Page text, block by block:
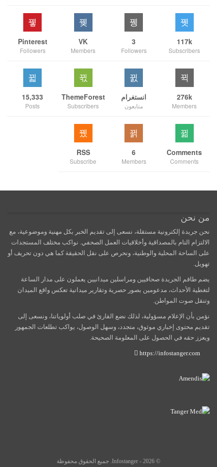
117k
Subscribers
3
Followers
VK
Members
Pinterest
Followers
276k
Members
انستغرام
متابعون
ThemeForest
Subscribers
15,333
Posts
Comments
Comments
6
Members
RSS
Subscribe
من نحن
نحن جريدة إلكترونية مستقلة، نسعى إلى تقديم الخبر بكل مهنية وموضوعية، مع
الالتزام التام بالمصداقية وأخلاقيات العمل الصحفي. نواكب مختلف المستجدات
على الساحة المحلية والوطنية، ونحرص على نقل الحقيقة كما هي دون تحريف أو
تهويل.
يضم طاقم الجريدة صحافيين ومراسلين ميدانيين يعملون على مدار الساعة
لتغطية الأحداث، مدعومين بصور حصرية وتقارير ميدانية تعكس واقع الميدان
وتنقل صوت المواطن.
نؤمن بأن الإعلام مسؤولية، لذلك نضع القارئ في صلب أولوياتنا، ونسعى إلى
تقديم محتوى إخباري موثوق، متجدد، وسهل الوصول، يواكب تطلعات الجمهور
ويعزز حقه في الحصول على المعلومة الصحيحة.
https://infostanger.com
© 2026 - Infostanger. جميع الحقوق محفوظة